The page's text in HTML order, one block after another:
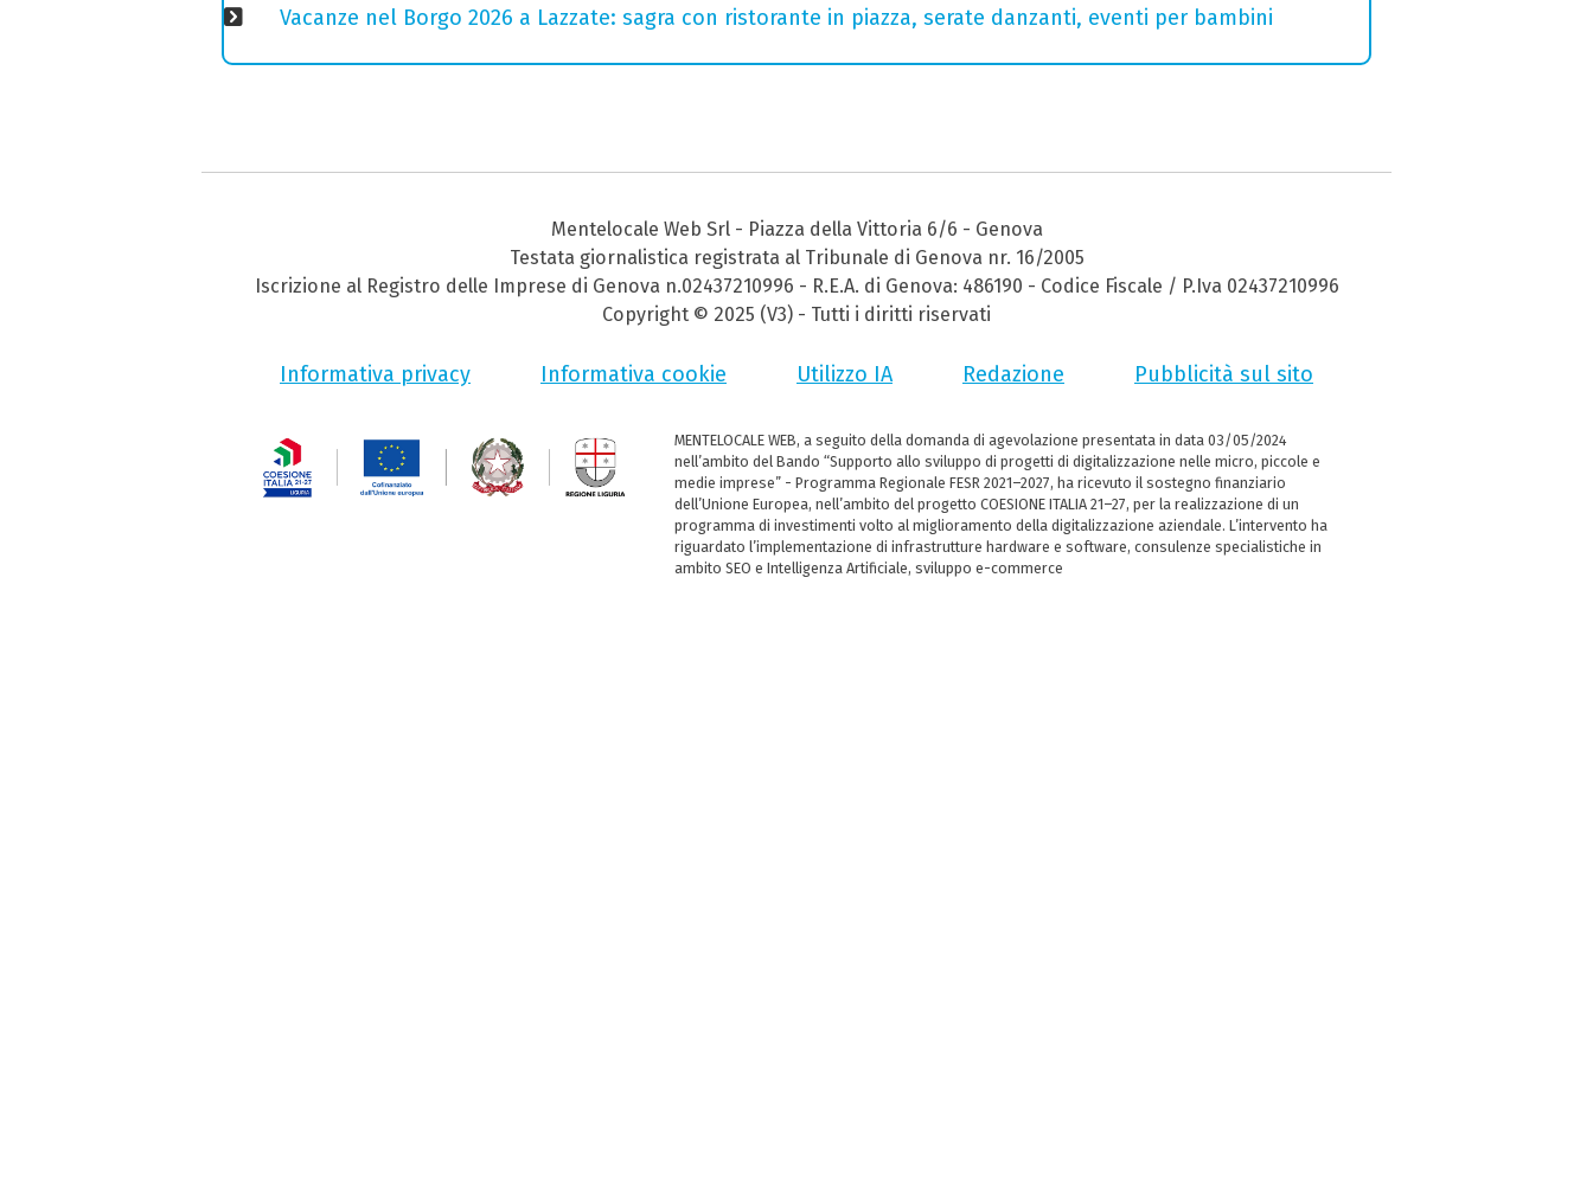
Vacanze nel Borgo 2026 a Lazzate: sagra con ristorante in piazza, serate danzanti, eventi per bambini
Mentelocale Web Srl - Piazza della Vittoria 6/6 - Genova
Testata giornalistica registrata al Tribunale di Genova nr. 16/2005
Iscrizione al Registro delle Imprese di Genova n.02437210996 - R.E.A. di Genova: 486190 - Codice Fiscale / P.Iva 02437210996
Copyright © 2025 (V3) - Tutti i diritti riservati
Informativa privacy Informativa cookie Utilizzo IA Redazione Pubblicità sul sito
MENTELOCALE WEB, a seguito della domanda di agevolazione presentata in data 03/05/2024
nell’ambito del Bando “Supporto allo sviluppo di progetti di digitalizzazione nelle micro, piccole e
medie imprese” - Programma Regionale FESR 2021–2027, ha ricevuto il sostegno finanziario
dell’Unione Europea, nell’ambito del progetto COESIONE ITALIA 21–27, per la realizzazione di un
programma di investimenti volto al miglioramento della digitalizzazione aziendale. L’intervento ha
riguardato l’implementazione di infrastrutture hardware e software, consulenze specialistiche in
ambito SEO e Intelligenza Artificiale, sviluppo e-commerce